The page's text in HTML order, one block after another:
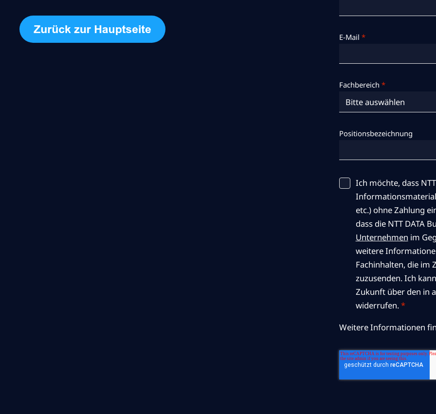
E-Mail *
Fachbereich *
Positionsbezeichnung
Ich möchte, dass
Informationsmaterial
etc.) ohne Zahlung
dass die NTT DATA
Unternehmen im
weitere
Fachinhalten, die im
zuzusenden. Ich
Zukunft über den in
widerrufen.*
Weitere Informationen